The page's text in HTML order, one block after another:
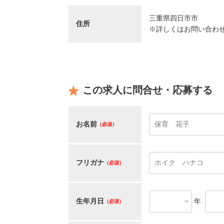
住所
三重県四日市市
※詳しくはお問い合わ
この求人に問合せ・応募する
お名前 （必須）
フリガナ （必須）
生年月日 （必須） 年